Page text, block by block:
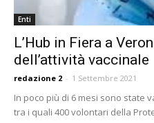
Enti
L’Hub in Fiera a
dell’attività vaccinale
redazione 2 - 1 Settembre 2021
In poco più di 6 mesi sono state
tra i quali 400 volontari della